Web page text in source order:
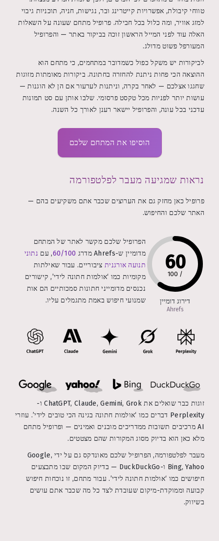
טווחי קיבולת, אפשרויות קייטרינג ובר, נגישות, חניה, תוכניות גיבוי
למזג אוויר, ומה כלול בכל חבילה. פרופיל מתחם שעונה על השאלות
האלה עוד לפני המייל הראשון זוכה בביקור באתר — והפרופיל
המעורפל פשוט מדולג.
לביקורות יש משקל כפול כשמדובר במתחמים, כי מתחם הוא
ההוצאה הכי פחות ניתנת להחזרה בחתונה. ביקורות מאומתות מזוגות
שחגגו אצלכם — לאחר בקרה, וניתנות לערעור אם הן לא הוגנות —
עושות יותר לפניות מכל טקסט פרסומי. שלבו אותן עם סט תמונות
עדכני בכל עונה, והפרופיל יישאר רענן לאורך כל השנה.
הוסיפו את המתחם שלכם
נראות שמגיעה מעבר לפלטפורמה
פרופיל כאן מחזק גם את הערוצים שכבר אתם משקיעים בהם —
האתר שלכם והחיפוש.
60
/
100
דירוג דומיין
Ahrefs
הפרופיל שלכם מקשר לאתר של המתחם
מדומיין ש-Ahrefs מדרג
60/100, עם נתוני
תנועה אורגניתציבוריים. עבור שאילתות
מקומיות כמו ‘אולמות חתונה לידי’, קישורים
נכנסים מדומייני חתונות סמכותיים הם אות
שמנועי חיפוש באמת מתגמלים עליו.
זוגות כבר שואלים את ChatGPT, Claude, Gemini, Grok ו-
Perplexity דברים כמו ‘אולמות חתונה בגינה הכי טובים לידי’. עוזרי
AI מרכיבים תשובות ממדריכים מובנים ואמינים — ופרופיל מתחם
מלא כאן הוא בדיוק מסוג המקורות שהם מצטטים.
מעבר לפלטפורמה, הפרופיל שלכם מאונדקס גם על ידי Google,
Bing, Yahoo ו-DuckDuckGo — בדיוק המקום שבו מתבצעים
חיפושים כמו ‘אולמות חתונה לידי’. עבור מתחם, זו נוכחות חיפוש
קבועה וממוקדת-מיקום שעובדת לצד כל מה שכבר אתם עושים
בשיווק.